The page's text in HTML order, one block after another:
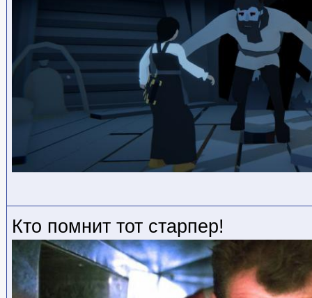
Кто помнит тот старпер!